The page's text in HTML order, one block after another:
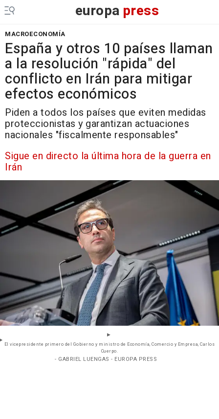
europa press
MACROECONOMÍA
España y otros 10 países llaman
a la resolución "rápida" del
conflicto en Irán para mitigar
efectos económicos
Piden a todos los países que eviten medidas
proteccionistas y garantizan actuaciones
nacionales "fiscalmente responsables"
Sigue en directo la última hora de la guerra en
Irán
El vicepresidente primero del Gobierno y ministro de Economía, Comercio y Empresa, Carlos
Cuerpo.
- GABRIEL LUENGAS - EUROPA PRESS